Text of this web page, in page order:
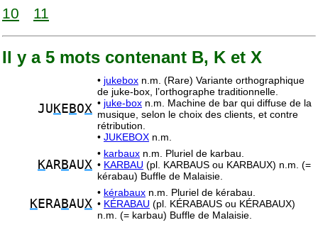
10
11
Il y a 5 mots contenant B, K et X
JU KE BOX
• jukebox n.m. (Rare) Variante orthographique
de juke-box, l’orthographe traditionnelle.
• juke-box n.m. Machine de bar qui diffuse de la
musique, selon le choix des clients, et contre
rétribution.
• JUKEBOX n.m.
KARBAUX
• karbaux n.m. Pluriel de karbau.
• KARBAU (pl. KARBAUS ou KARBAUX) n.m. (=
kérabau) Buffle de Malaisie.
KERABAUX
• kérabaux n.m. Pluriel de kérabau.
• KÉRABAU (pl. KÉRABAUS ou KÉRABAUX)
n.m. (= karbau) Buffle de Malaisie.